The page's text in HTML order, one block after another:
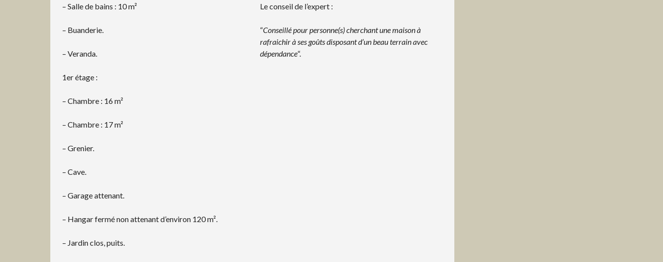
– Salle de bains : 10 m²
– Buanderie.
– Veranda.
1er étage :
– Chambre : 16 m²
– Chambre : 17 m²
– Grenier.
– Cave.
– Garage attenant.
– Hangar fermé non attenant d’environ 120 m².
– Jardin clos, puits.
Le conseil de l’expert :
“Conseillé pour personne(s) cherchant une maison à
rafraichir à ses goûts disposant d’un beau terrain avec
dépendance“.